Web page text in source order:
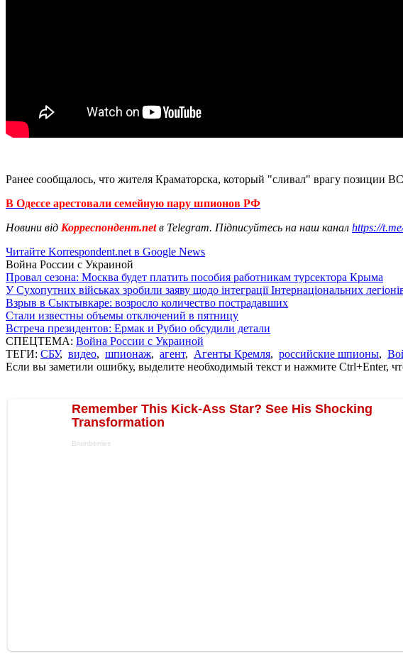
Ранее сообщалось, что жителя Краматорска, который "сливал" врагу позиции
В Одессе арестовали семейную пару шпионов РФ
Новини від Корреспондент.netв Telegram. Підписуйтесь на наш канал https://
Читайте Korrespondent.net в Google News
Война России с Украиной
Провал сезона: Москва будет платить пособия работникам турсектора Крыма
У Сухопутних військах зробили заяву щодо інтеграції Інтернаціональних
Взрыв в Сыктывкаре: возросло количество пострадавших
Стали известны объемы отключений в пятницу
Встреча президентов: Ермак и Рубио обсудили детали
СПЕЦТЕМА: Война России с Украиной
ТЕГИ: СБУ, видео, шпионаж, агент, Агенты Кремля, российские шпионы,
Если вы заметили ошибку, выделите необходимый текст и нажмите Ctrl+Enter,